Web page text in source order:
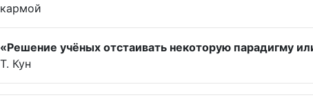
кармой
«Решение учёных отстаивать некоторую парадигму
Т. Кун